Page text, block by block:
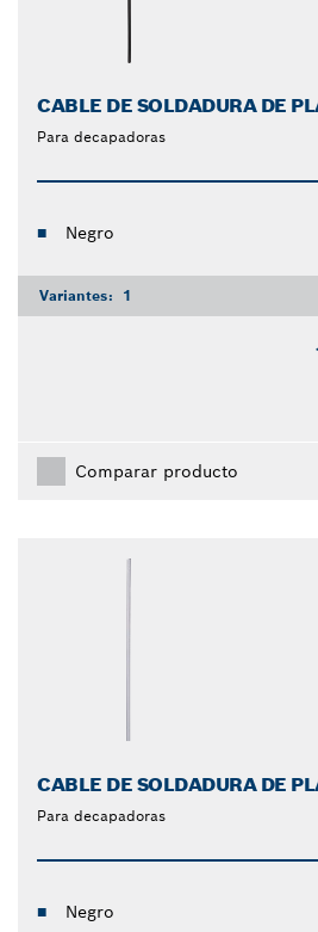
CABLE DE SOLDADURA DE
Para decapadoras
Negro
Variantes: 1
Comparar producto
CABLE DE SOLDADURA DE
Para decapadoras
Negro